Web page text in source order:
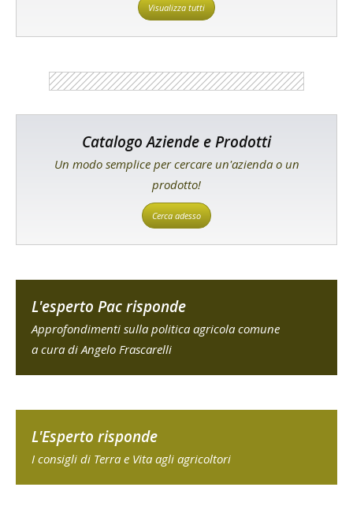
Visualizza tutti
Catalogo Aziende e Prodotti
Un modo semplice per cercare un'azienda o un
prodotto!
Cerca adesso
L'esperto Pac risponde
Approfondimenti sulla politica agricola comune
a cura di Angelo Frascarelli
L'Esperto risponde
I consigli di Terra e Vita agli agricoltori